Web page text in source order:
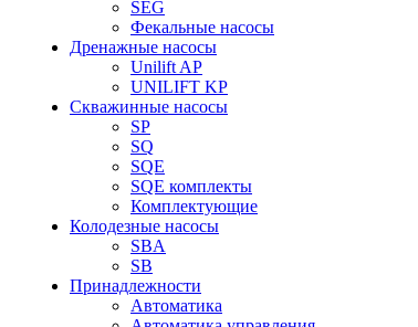
SEG
Фекальные насосы
Дренажные насосы
Unilift AP
UNILIFT KP
Скважинные насосы
SP
SQ
SQE
SQE комплекты
Комплектующие
Колодезные насосы
SBA
SB
Принадлежности
Автоматика